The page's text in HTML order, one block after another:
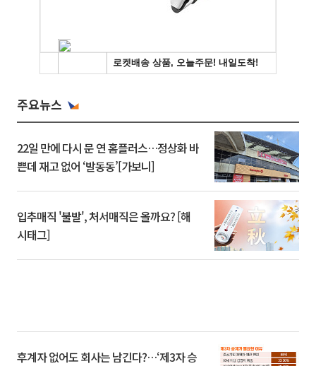
주요뉴스
22일 만에 다시 문 연 홈플러스…정상화 바
쁜데 재고 없어 ‘발동동’[가보니]
입추매직 '불발', 처서매직은 올까요? [해
시태그]
후계자 없어도 회사는 남긴다?…‘제3자 승